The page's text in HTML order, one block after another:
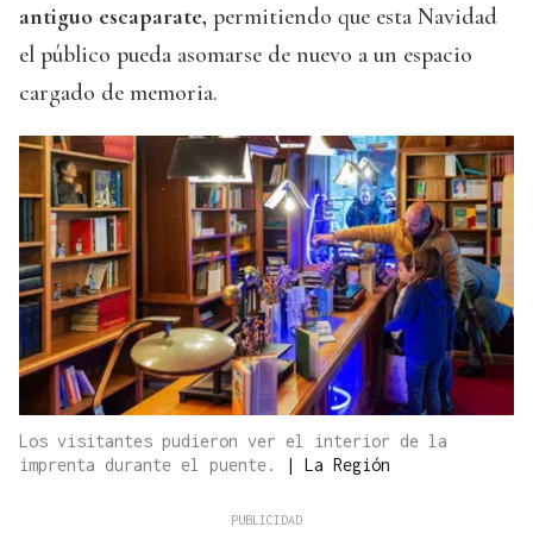
antiguo escaparate, permitiendo que esta Navidad
el público pueda asomarse de nuevo a un espacio
cargado de memoria.
Los visitantes pudieron ver el interior de la
imprenta durante el puente.
| La Región